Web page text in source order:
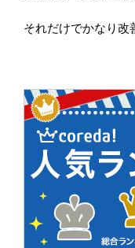
それだけでかなり改